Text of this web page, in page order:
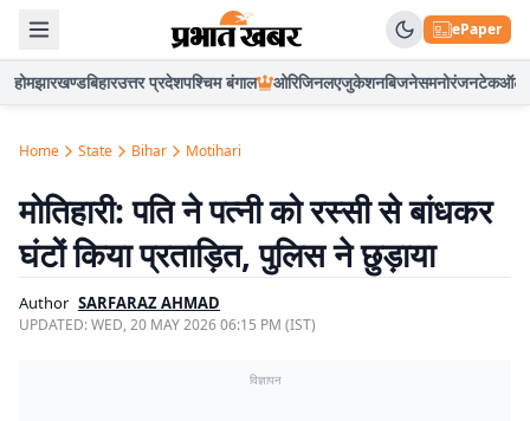
ePaper
होमझारखण्डबिहारउत्तर प्रदेशपश्चिम बंगाल ओरिजिनलएजुकेशनबिजनेसमनोरंजनटेकऑटो
Home State Bihar Motihari
मोतिहारी: पति ने पत्नी को रस्सी से बांधकर
घंटों किया प्रताड़ित, पुलिस ने छुड़ाया
Author SARFARAZ AHMAD
UPDATED:WED, 20 MAY 2026 06:15 PM (IST)
विज्ञापन